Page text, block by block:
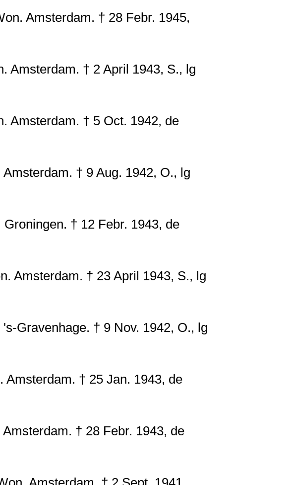
Amsterdam. † 28 Febr. 1945,
Amsterdam. † 2 April 1943, S., lg
Amsterdam. † 5 Oct. 1942, de
† 9 Aug. 1942, O., lg
† 12 Febr. 1943, de
Amsterdam. † 23 April 1943, S., lg
Gravenhage. † 9 Nov. 1942, O., lg
† 25 Jan. 1943, de
† 28 Febr. 1943, de